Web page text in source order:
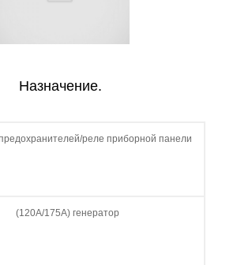
Назначение.
реле приборной панели
(120А/175A) генератор